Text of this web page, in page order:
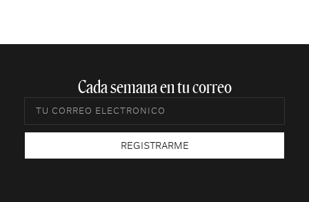
Cada semana en tu correo​
REGISTRARME